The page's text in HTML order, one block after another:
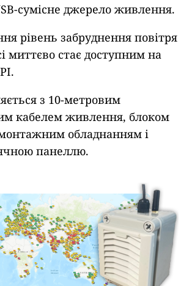
сумісне джерело живлення.
рівень забруднення повітря
миттєво стає доступним на
з 10-метровим
кабелем живлення, блоком
обладнанням і
панеллю.